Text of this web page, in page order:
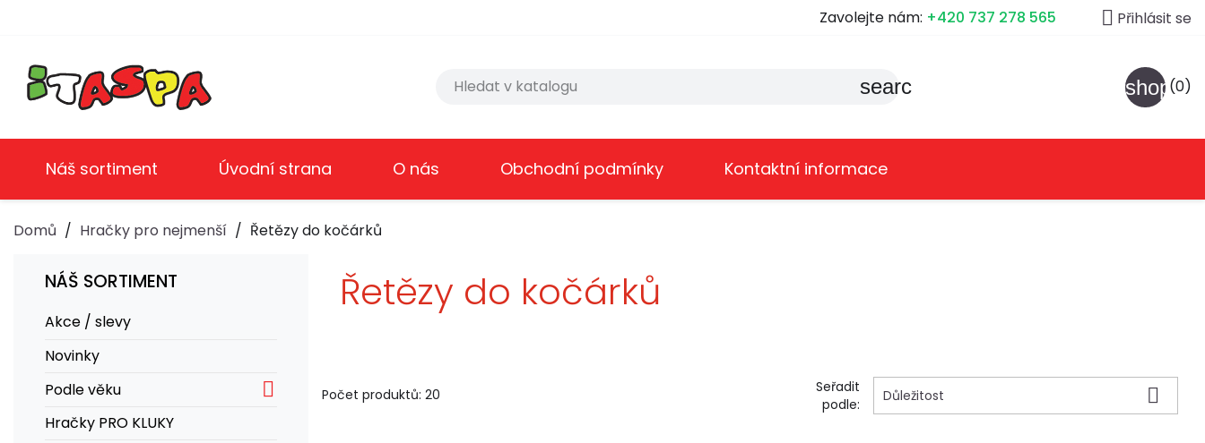
Zavolejte nám: +420 737 278 565  Přihlásit se
search (0)
Náš sortiment Úvodní strana O nás Obchodní podmínky Kontaktní informace
Domů Hračky pro nejmenší Řetězy do kočárků
NÁŠ SORTIMENT
Akce / slevy
Novinky
Podle věku

Hračky PRO KLUKY
Řetězy do kočárků
Počet produktů: 20
Seřadit
podle:
Důležitost 